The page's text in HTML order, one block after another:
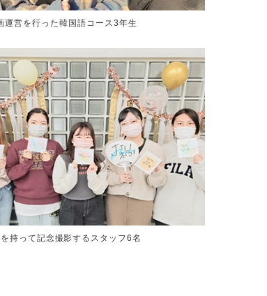
運営を行った韓国語コース3年生
持って記念撮影するスタッフ6名